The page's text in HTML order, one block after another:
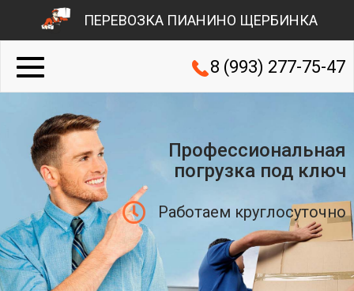
ПЕРЕВОЗКА ПИАНИНО ЩЕРБИНКА
8 (993) 277-75-47
Профессиональная
погрузка под ключ
Работаем круглосуточно